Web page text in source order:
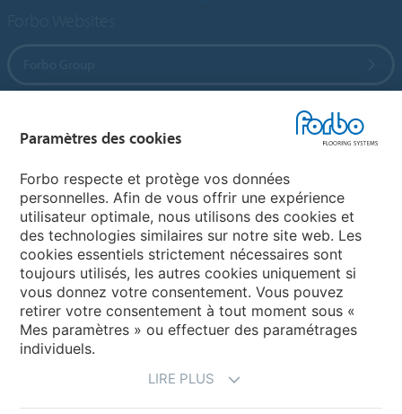
Sélectionnez un pays
Sélectionnez votre pays
Paramètres des cookies
Forbo respecte et protège vos données
personnelles. Afin de vous offrir une expérience
utilisateur optimale, nous utilisons des cookies et
des technologies similaires sur notre site web. Les
cookies essentiels strictement nécessaires sont
toujours utilisés, les autres cookies uniquement si
vous donnez votre consentement. Vous pouvez
retirer votre consentement à tout moment sous «
Mes paramètres » ou effectuer des paramétrages
individuels.
LIRE PLUS